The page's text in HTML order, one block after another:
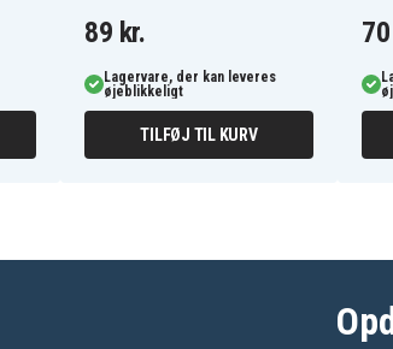
89 kr.
Lagervare, der kan leveres
øjeblikkeligt
TILFØJ TIL KURV